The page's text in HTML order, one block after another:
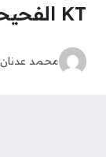
KT الفحيحيل 2026
محمد عدنان